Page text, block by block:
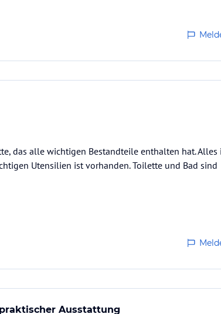
das alle wichtigen Bestandteile enthalten hat. Alles
Utensilien ist vorhanden. Toilette und Bad sind
Ausstattung